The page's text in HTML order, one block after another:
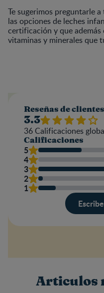
Te sugerimos preguntarle
las opciones de leches
certificación y que
vitaminas y minerales que
Reseñas de clientes
3.3
36 Calificaciones
Calificaciones
5
4
3
2
1
Escribe una reseña
Articulos